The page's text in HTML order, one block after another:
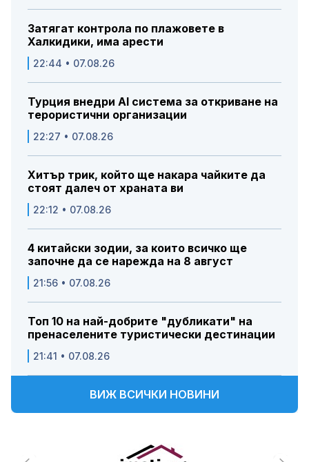
Затягат контрола по плажовете в
Халкидики, има арести
22:44 • 07.08.26
Турция внедри AI система за откриване на
терористични организации
22:27 • 07.08.26
Хитър трик, който ще накара чайките да
стоят далеч от храната ви
22:12 • 07.08.26
4 китайски зодии, за които всичко ще
започне да се нарежда на 8 август
21:56 • 07.08.26
Топ 10 на най-добрите "дубликати" на
пренаселените туристически дестинации
21:41 • 07.08.26
ВИЖ ВСИЧКИ НОВИНИ